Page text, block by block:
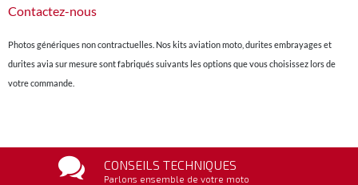
Contactez-nous
Photos génériques non contractuelles. Nos kits aviation moto, durites embrayages et
durites avia sur mesure sont fabriqués suivants les options que vous choisissez lors de
votre commande.
CONSEILS TECHNIQUES
Parlons ensemble de votre moto